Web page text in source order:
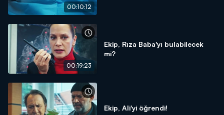
00:10:12
00:19:23
Ekip, Rıza Baba'yı bulabilecek
mi?
Ekip, Ali'yi öğrendi!